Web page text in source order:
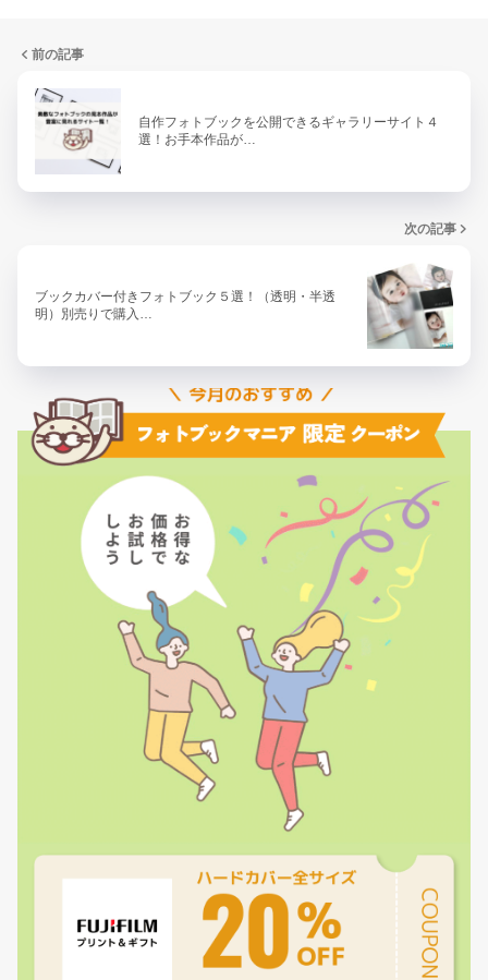
前の記事
自作フォトブックを公開できるギャラリーサイト４
選！お手本作品が…
次の記事
ブックカバー付きフォトブック５選！（透明・半透
明）別売りで購入…